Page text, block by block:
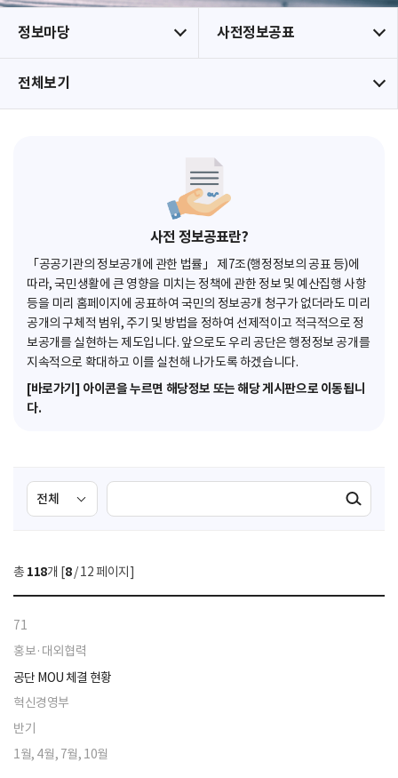
정보마당 사전정보공표
전체보기
사전 정보공표란?
「공공기관의 정보공개에 관한 법률」 제7조(행정정보의 공표 등)에
따라, 국민생활에 큰 영향을 미치는 정책에 관한 정보 및 예산집행 사항
등을 미리 홈페이지에 공표하여 국민의 정보공개 청구가 없더라도 미리
공개의 구체적 범위, 주기 및 방법을 정하여 선제적이고 적극적으로 정
보공개를 실현하는 제도입니다. 앞으로도 우리 공단은 행정정보 공개를
지속적으로 확대하고 이를 실천해 나가도록 하겠습니다.
[바로가기] 아이콘을 누르면 해당정보 또는 해당 게시판으로 이동됩니
다.
검
색
선
택
색
검색실행
총 118개 [8/ 12 페이지]
71
홍보·대외협력
공단 MOU 체결 현황
혁신경영부
반기
1월, 4월, 7월, 10월